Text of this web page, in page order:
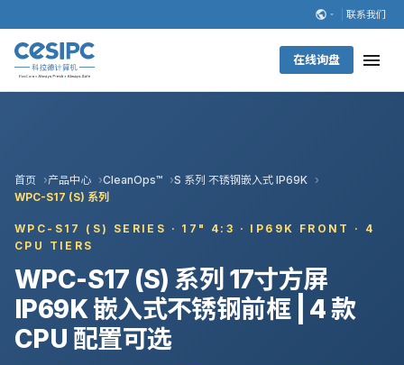
联系我们
在线询盘
首页 产品中心 CleanOps™
S 系列 不锈钢嵌入式 IP69K
WPC-S17 (S) 系列
WPC-S17 (S) SERIES · 17" 4:3 · IP69K FRONT · 4
CPU TIERS
WPC-S17 (S) 系列 17寸方屏
IP69K 嵌入式不锈钢前框 | 4 款
CPU 配置可选